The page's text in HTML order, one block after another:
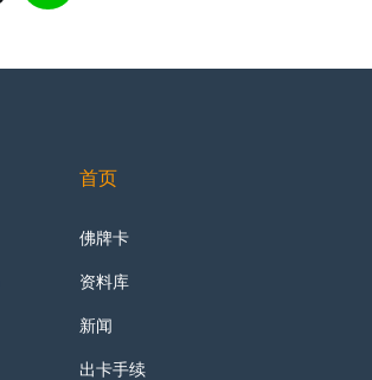
首页
佛牌卡
资料库
新闻
出卡手续